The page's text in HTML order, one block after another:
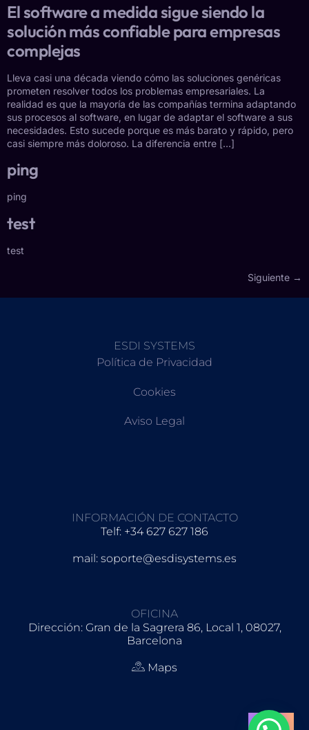
El software a medida sigue siendo la
solución más confiable para empresas
complejas
Lleva casi una década viendo cómo las soluciones genéricas
prometen resolver todos los problemas empresariales. La
realidad es que la mayoría de las compañías termina adaptando
sus procesos al software, en lugar de adaptar el software a sus
necesidades. Esto sucede porque es más barato y rápido, pero
casi siempre más doloroso. La diferencia entre […]
ping
ping
test
test
Siguiente →
ESDI SYSTEMS
Política de Privacidad
Cookies
Aviso Legal
INFORMACIÓN DE CONTACTO
Telf: +34 627 627 186
mail: soporte@esdisystems.es
OFICINA
Dirección: Gran de la Sagrera 86, Local 1, 08027,
Barcelona
Maps